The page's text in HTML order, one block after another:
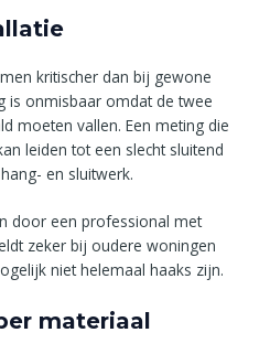
kritischer dan bij gewone
is onmisbaar omdat de twee
moeten vallen. Een meting die
leiden tot een slecht sluitend
en sluitwerk.
door een professional met
zeker bij oudere woningen
niet helemaal haaks zijn.
materiaal